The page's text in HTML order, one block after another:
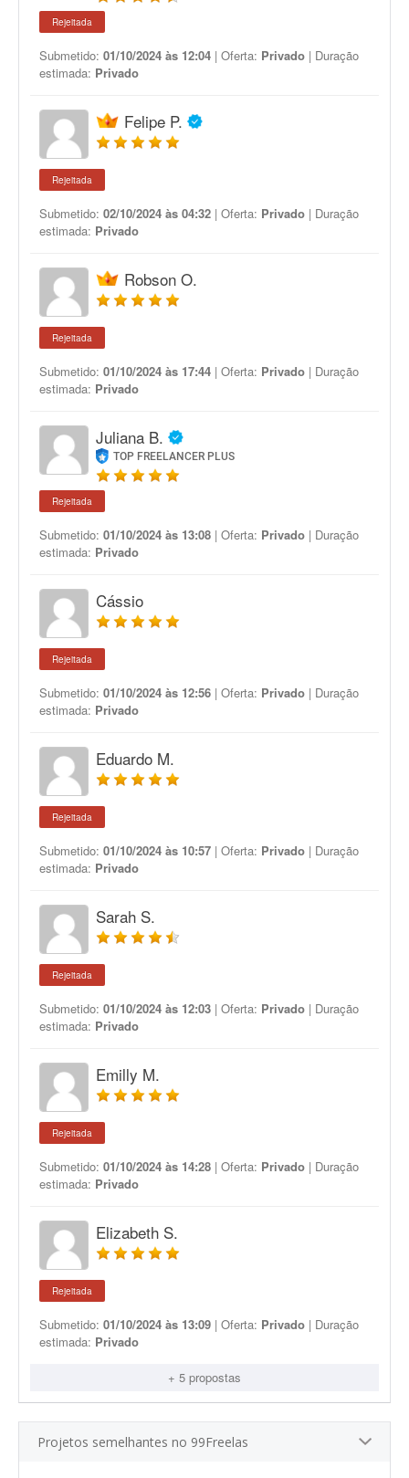
Rejeitada
Submetido: 01/10/2024 às 12:04 | Oferta: Privado | Duração
estimada: Privado
Felipe P.
Rejeitada
Submetido: 02/10/2024 às 04:32 | Oferta: Privado | Duração
estimada: Privado
Robson O.
Rejeitada
Submetido: 01/10/2024 às 17:44 | Oferta: Privado | Duração
estimada: Privado
Juliana B.
TOP FREELANCER PLUS
Rejeitada
Submetido: 01/10/2024 às 13:08 | Oferta: Privado | Duração
estimada: Privado
Cássio
Rejeitada
Submetido: 01/10/2024 às 12:56 | Oferta: Privado | Duração
estimada: Privado
Eduardo M.
Rejeitada
Submetido: 01/10/2024 às 10:57 | Oferta: Privado | Duração
estimada: Privado
Sarah S.
Rejeitada
Submetido: 01/10/2024 às 12:03 | Oferta: Privado | Duração
estimada: Privado
Emilly M.
Rejeitada
Submetido: 01/10/2024 às 14:28 | Oferta: Privado | Duração
estimada: Privado
Elizabeth S.
Rejeitada
Submetido: 01/10/2024 às 13:09 | Oferta: Privado | Duração
estimada: Privado
+ 5 propostas
Projetos semelhantes no 99Freelas